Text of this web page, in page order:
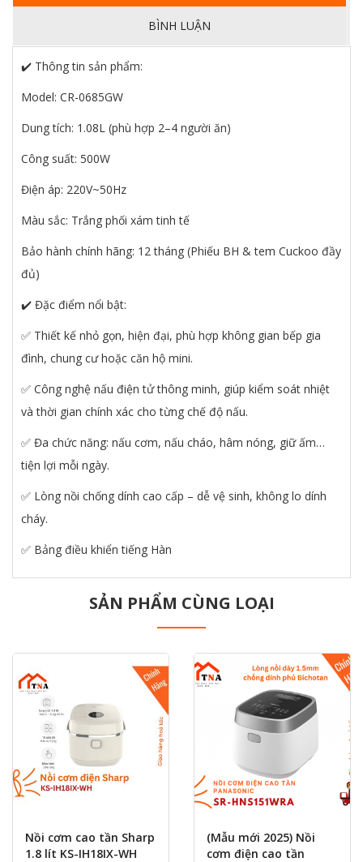
BÌNH LUẬN
✔️ Thông tin sản phẩm:
Model: CR-0685GW
Dung tích: 1.08L (phù hợp 2–4 người ăn)
Công suất: 500W
Điện áp: 220V~50Hz
Màu sắc: Trắng phối xám tinh tế
Bảo hành chính hãng: 12 tháng (Phiếu BH & tem Cuckoo đầy
đủ)
✔️ Đặc điểm nổi bật:
✅ Thiết kế nhỏ gọn, hiện đại, phù hợp không gian bếp gia
đình, chung cư hoặc căn hộ mini.
✅ Công nghệ nấu điện tử thông minh, giúp kiểm soát nhiệt
và thời gian chính xác cho từng chế độ nấu.
✅ Đa chức năng: nấu cơm, nấu cháo, hâm nóng, giữ ấm…
tiện lợi mỗi ngày.
✅ Lòng nồi chống dính cao cấp – dễ vệ sinh, không lo dính
cháy.
✅ Bảng điều khiển tiếng Hàn
SẢN PHẨM CÙNG LOẠI
Nồi cơm cao tần Sharp
1.8 lít KS-IH18IX-WH
(Mẫu mới 2025) Nồi
cơm điện cao tần
prev next